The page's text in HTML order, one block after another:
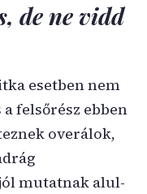
de ne vidd
esetben nem
felsőrész ebben
overálok,
mutatnak alul-